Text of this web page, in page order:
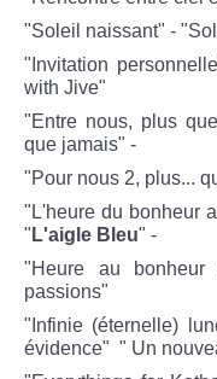
"Soleil naissant" -
"Invitation
with Jive"
"Entre nous, plus
que jamais" -
"Pour nous 2, plus...
"L'heure du bonheur
" L'aigle Bleu" -
"Heure au
passions"
"Infinie (éternelle)
évidence" " Un